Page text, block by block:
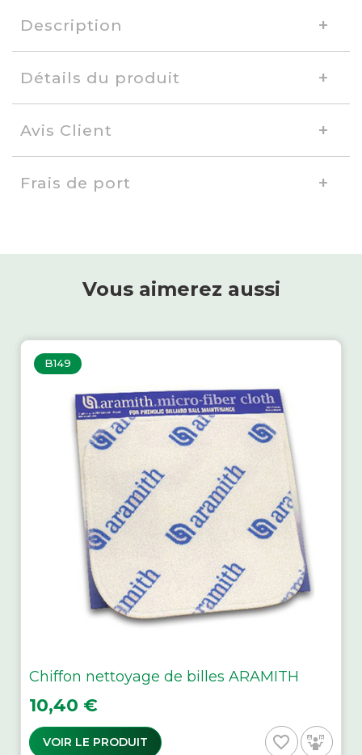
Description
Détails du produit
Avis Client
Frais de port
Vous aimerez aussi
B149
Chiffon nettoyage de billes ARAMITH
Prix
10,40 €
VOIR LE PRODUIT favorite_border